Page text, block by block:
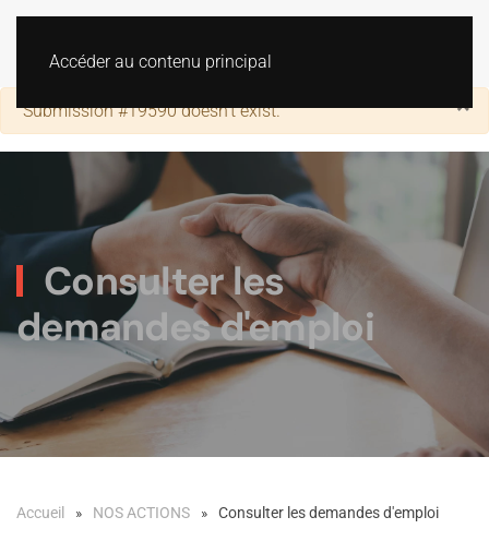
Accéder au contenu principal
×
Alerte
Submission #19590 doesn't exist.
Consulter les
demandes d'emploi
Accueil NOS ACTIONS Consulter les demandes d'emploi